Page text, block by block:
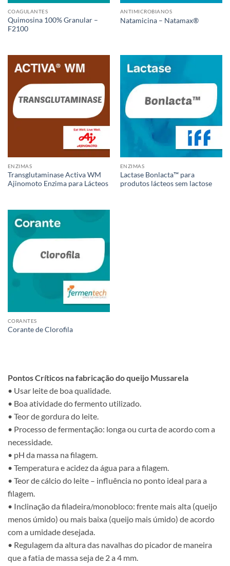
COAGULANTES
Quimosina 100% Granular –
F2100
ANTIMICROBIANOS
Natamicina – Natamax®
ENZIMAS
Transglutaminase Activa WM
Ajinomoto Enzima para Lácteos
ENZIMAS
Lactase Bonlacta™ para
produtos lácteos sem lactose
CORANTES
Corante de Clorofila
Pontos Críticos na fabricação do queijo Mussarela
• Usar leite de boa qualidade.
• Boa atividade do fermento utilizado.
• Teor de gordura do leite.
• Processo de fermentação: longa ou curta de acordo com a
necessidade.
• pH da massa na filagem.
• Temperatura e acidez da água para a filagem.
• Teor de cálcio do leite – influência no ponto ideal para a
filagem.
• Inclinação da filadeira/monobloco: frente mais alta (queijo
menos úmido) ou mais baixa (queijo mais úmido) de acordo
com a umidade desejada.
• Regulagem da altura das navalhas do picador de maneira
que a fatia de massa seja de 2 a 4 mm.